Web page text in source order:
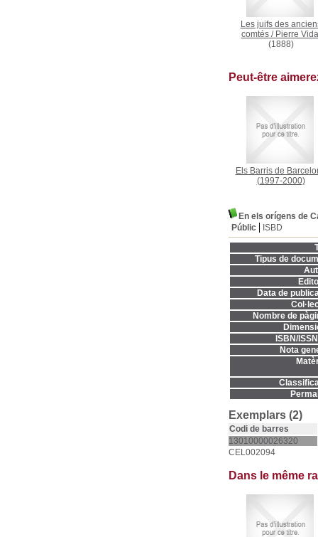
Les juifs des
comtés/ Pierre
(1888)
Peut-être
Els Barris de
(1997-2000)
En els orígens de
Públic
ISBD
Tipus de
Data de
Nombre de
ISBN/
Nota
Exemplars (2)
Codi de barres
13010000026320
CEL002094
Dans le même